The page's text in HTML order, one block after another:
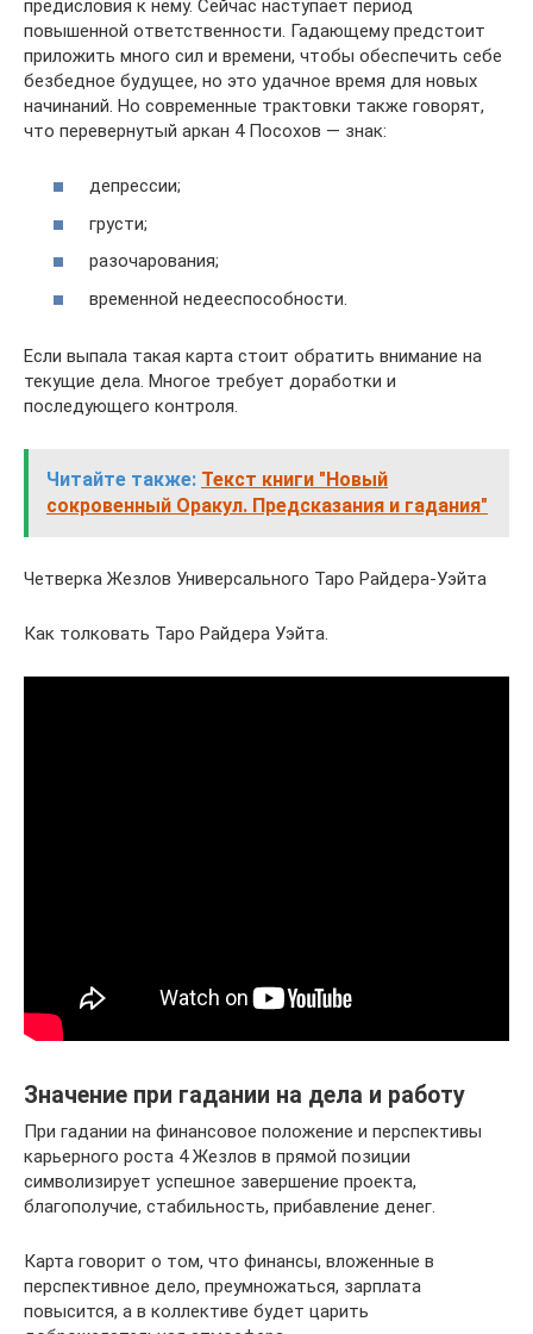
предисловия к нему. Сейчас наступает период
повышенной ответственности. Гадающему предстоит
приложить много сил и времени, чтобы обеспечить себе
безбедное будущее, но это удачное время для новых
начинаний. Но современные трактовки также говорят,
что перевернутый аркан 4 Посохов — знак:
депрессии;
грусти;
разочарования;
временной недееспособности.
Если выпала такая карта стоит обратить внимание на
текущие дела. Многое требует доработки и
последующего контроля.
Читайте также: Текст книги "Новый
сокровенный Оракул. Предсказания и гадания"
Четверка Жезлов Универсального Таро Райдера-Уэйта
Как толковать Таро Райдера Уэйта.
Значение при гадании на дела и работу
При гадании на финансовое положение и перспективы
карьерного роста 4 Жезлов в прямой позиции
символизирует успешное завершение проекта,
благополучие, стабильность, прибавление денег.
Карта говорит о том, что финансы, вложенные в
перспективное дело, преумножаться, зарплата
повысится, а в коллективе будет царить